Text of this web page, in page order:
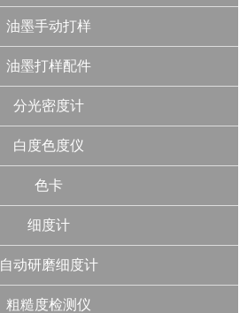
油墨手动打样
油墨打样配件
分光密度计
白度色度仪
色卡
细度计
自动研磨细度计
粗糙度检测仪